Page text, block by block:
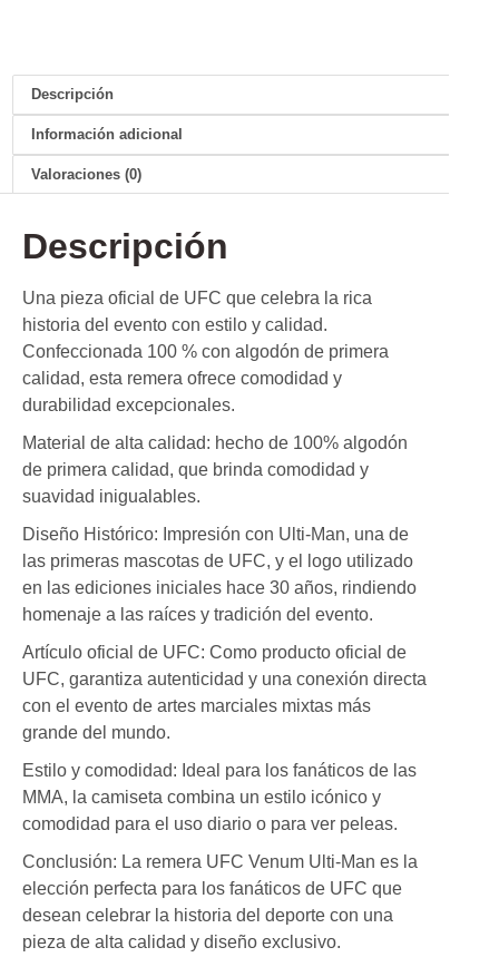
Descripción
Información adicional
Valoraciones (0)
Descripción
Una pieza oficial de UFC que celebra la rica
historia del evento con estilo y calidad.
Confeccionada 100 % con algodón de primera
calidad, esta remera ofrece comodidad y
durabilidad excepcionales.
Material de alta calidad: hecho de 100% algodón
de primera calidad, que brinda comodidad y
suavidad inigualables.
Diseño Histórico: Impresión con Ulti-Man, una de
las primeras mascotas de UFC, y el logo utilizado
en las ediciones iniciales hace 30 años, rindiendo
homenaje a las raíces y tradición del evento.
Artículo oficial de UFC: Como producto oficial de
UFC, garantiza autenticidad y una conexión directa
con el evento de artes marciales mixtas más
grande del mundo.
Estilo y comodidad: Ideal para los fanáticos de las
MMA, la camiseta combina un estilo icónico y
comodidad para el uso diario o para ver peleas.
Conclusión: La remera UFC Venum Ulti-Man es la
elección perfecta para los fanáticos de UFC que
desean celebrar la historia del deporte con una
pieza de alta calidad y diseño exclusivo.